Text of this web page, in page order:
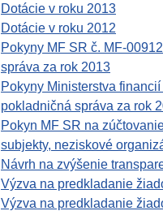
Dotácie v roku 2013
Dotácie v roku 2012
Pokyny MF SR č. MF-
správa za rok 2013
Pokyny Ministerstva
pokladničná správa za rok
Pokyn MF SR na
subjekty, neziskové
Návrh na zvýšenie
Výzva na predkladanie
Výzva na predkladanie